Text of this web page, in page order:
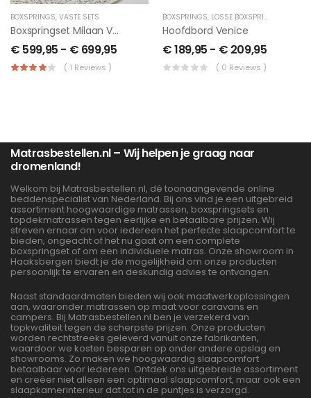
BOXSPRINGS, VASTE SETS
Boxspringset Milaan Vast – Incl Topper
€ 599,95 - € 699,95
( 1 Reviews )
BOXSPRINGS, LOSSE BOXSPRING
Hoofdbord Venice
€189,95 - € 209,95
( 0 Reviews )
Matrasbestellen.nl – Wij helpen je graag naar
dromenland!
Welkom bij Matrasbestellen.nl, dé toonaangevende online
beddenspecialist van Nederland. Bij ons vind je een uitgebreid
assortiment hoogwaardige matrassen, boxspringsets en
topdekmatrassen tegen eerlijke en betaalbare prijzen. Wij
streven ernaar om voor iedereen het perfecte slaapcomfort te
bieden, ongeacht of het nu gaat om een complete
boxspringset of om een individuele matras. Onze showroom in
Haaksbergen biedt je de mogelijkheid om onze producten
persoonlijk te ervaren en deskundig advies te ontvangen.
Naast standaardmaten bieden wij ook maatwerkoplossingen
aan, waaronder matrassen op maat voor caravans en
campers. Bij Matrasbestellen.nl ben je verzekerd van
topkwaliteit tegen de scherpste prijzen. Onze producten
worden rechtstreeks geleverd vanuit onze fabrikanten,
waardoor we kosten besparen op onder andere opslag en
showrooms. Zo maken we hoogwaardig slaapcomfort
betaalbaar voor iedereen. Ontdek ons uitgebreide assortiment
en creëer niet alleen een optimaal slaapcomfort, maar ook een
slaapkamerinterieur dat tot in de puntjes is verzorgd.